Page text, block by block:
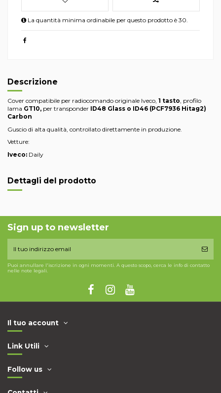
La quantità minima ordinabile per questo prodotto è 30.
Descrizione
Cover compatibile per radiocomando originale Iveco, 1 tasto, profilo
lama GT10, per transponder ID48 Glass o ID46 (PCF7936 Hitag2)
Carbon
Guscio di alta qualità, controllato direttamente in produzione.
Vetture:
Iveco: Daily
Dettagli del prodotto
Sign up to newsletter
Puoi annullare l'iscrizione in ogni momenti. A questo scopo, cerca le info di contatto
nelle note legali.
Il tuo account
Link Utili
Follow us